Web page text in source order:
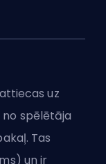
uz
spēlētāja
Tas
un ir